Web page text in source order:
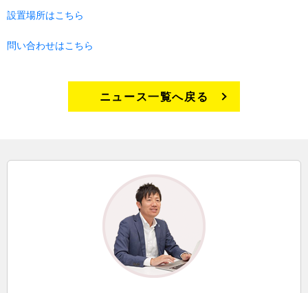
設置場所はこちら
問い合わせはこちら
ニュース一覧へ戻る